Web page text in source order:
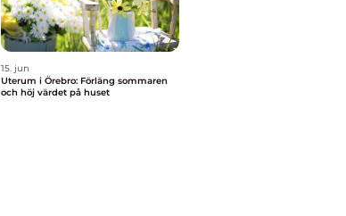
15. jun
Uterum i Örebro: Förläng sommaren
och höj värdet på huset